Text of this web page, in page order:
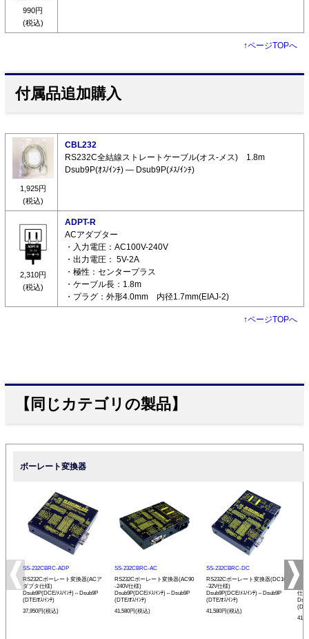
990円
(税込)
↑ページTOPへ
付属品追加購入
1,925円
(税込)
CBL232
RS232C全結線ストレートケーブル(オス-メス) 1.8m
Dsub9P(ｵｽ/ｲﾝﾁ) ― Dsub9P(ﾒｽ/ｲﾝﾁ)
2,310円
(税込)
ADPT-R
ACアダプター
・入力電圧：AC100V-240V
・出力電圧： 5V-2A
・極性：センタープラス
・ケーブル長：1.8m
・プラグ：外形4.0mm 内径1.7mm(EIAJ-2)
↑ページTOPへ
【同じカテゴリの製品】
ボーレート変換器
SS-232CBRC-ADP
RS232Cボーレート変換器(ACア
ダプタ仕様)
Dsub9P(DCE/ﾒｽ/ｲﾝﾁ)⇔Dsub9P
(DTE/ｵｽ/ｲﾝﾁ)
37,950円(税込)
SS-232CBRC-AC
RS232Cボーレート変換器(AC90
-240V仕様)
Dsub9P(DCE/ﾒｽ/ｲﾝﾁ)⇔Dsub9P
(DTE/ｵｽ/ｲﾝﾁ)
41,580円(税込)
SS-232CBRC-DC
RS232Cボーレート変換器(DC10
-32V仕様)
Dsub9P(DCE/ﾒｽ/ｲﾝﾁ)⇔Dsub9P
(DTE/ｵｽ/ｲﾝﾁ)
41,580円(税込)
リ
仕